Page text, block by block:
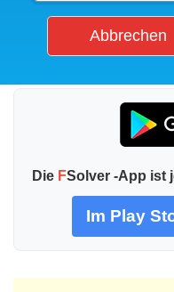
Abbrechen
Die FSolver -App ist
Im Play